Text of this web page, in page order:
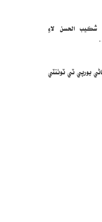
شڪيب الحسن لاءِ
يورپي ٽي ٽوئنٽي